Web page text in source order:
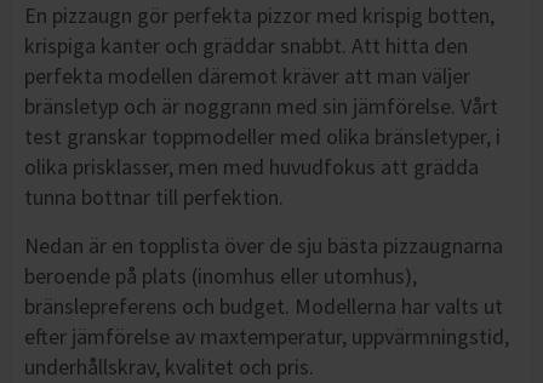
En pizzaugn gör perfekta pizzor med krispig botten,
krispiga kanter och gräddar snabbt. Att hitta den
perfekta modellen däremot kräver att man väljer
bränsletyp och är noggrann med sin jämförelse. Vårt
test granskar toppmodeller med olika bränsletyper, i
olika prisklasser, men med huvudfokus att grädda
tunna bottnar till perfektion.
Nedan är en topplista över de sju bästa pizzaugnarna
beroende på plats (inomhus eller utomhus),
bränslepreferens och budget. Modellerna har valts ut
efter jämförelse av maxtemperatur, uppvärmningstid,
underhållskrav, kvalitet och pris.